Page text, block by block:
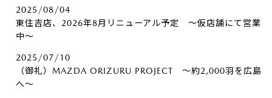
2025/08/04
東住吉店、2026年8月リニューアル予定 ～仮店舗にて営業
中～
2025/07/10
（御礼）MAZDA ORIZURU PROJECT ～約2,000羽を広島
へ～